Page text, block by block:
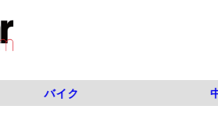
バイク